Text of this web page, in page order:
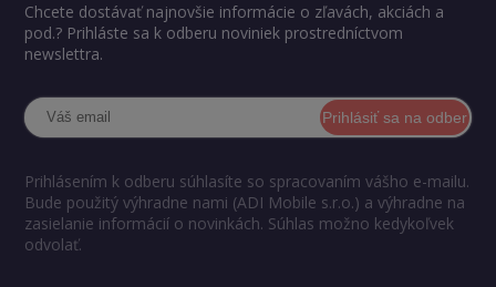
Chcete dostávať najnovšie informácie o zľavách, akciách a
pod.? Prihláste sa k odberu noviniek prostredníctvom
newslettra.
Prihlásiť sa na odber
Prihlásením k odberu súhlasíte so spracovaním vášho e-mailu.
Bude použitý výhradne nami (ADI Mobile s.r.o.) a výhradne na
zasielanie informácií o novinkách. Súhlas možno kedykoľvek
odvolať.